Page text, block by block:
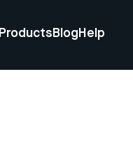
Products Blog Help